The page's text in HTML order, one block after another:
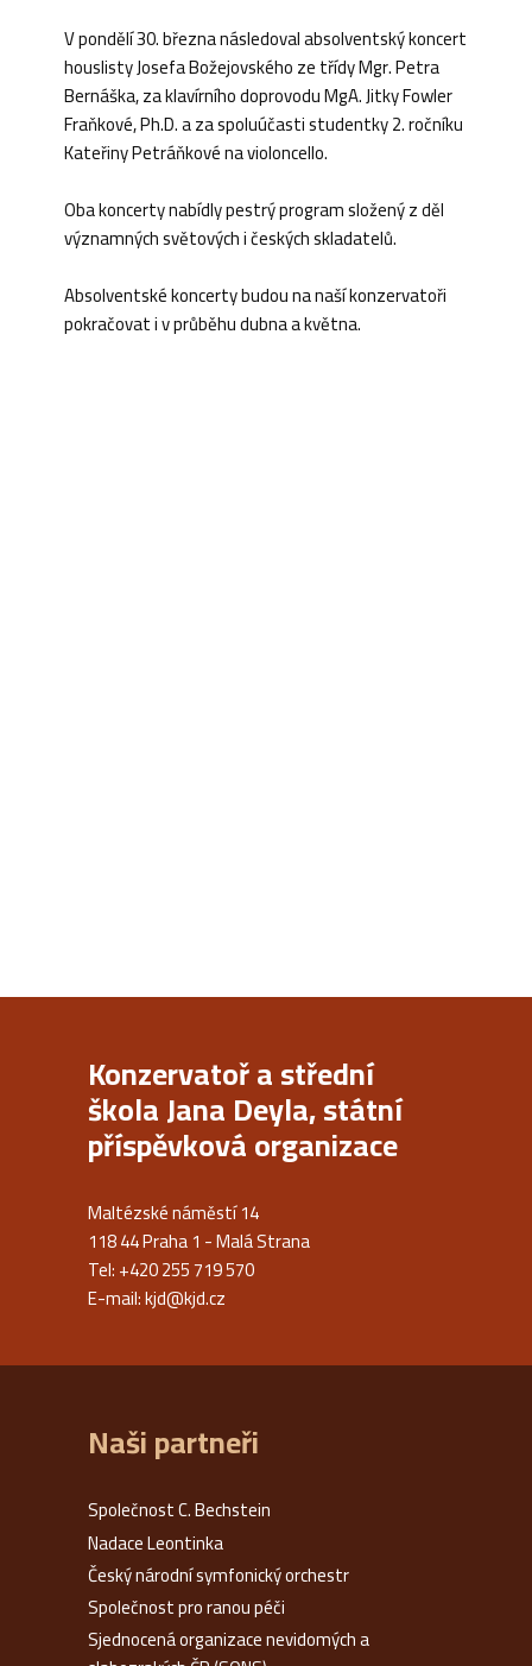
V pondělí 30. března následoval absolventský koncert
houslisty Josefa Božejovského ze třídy Mgr. Petra
Bernáška, za klavírního doprovodu MgA. Jitky Fowler
Fraňkové, Ph.D. a za spoluúčasti studentky 2. ročníku
Kateřiny Petráňkové na violoncello.
Oba koncerty nabídly pestrý program složený z děl
významných světových i českých skladatelů.
Absolventské koncerty budou na naší konzervatoři
pokračovat i v průběhu dubna a května.
Konzervatoř a střední
škola Jana Deyla, státní
příspěvková organizace
Maltézské náměstí 14
118 44 Praha 1 - Malá Strana
Tel: +420 255 719 570
E-mail:kjd@kjd.cz
Naši partneři
Společnost C. Bechstein
Nadace Leontinka
Český národní symfonický orchestr
Společnost pro ranou péči
Sjednocená organizace nevidomých a